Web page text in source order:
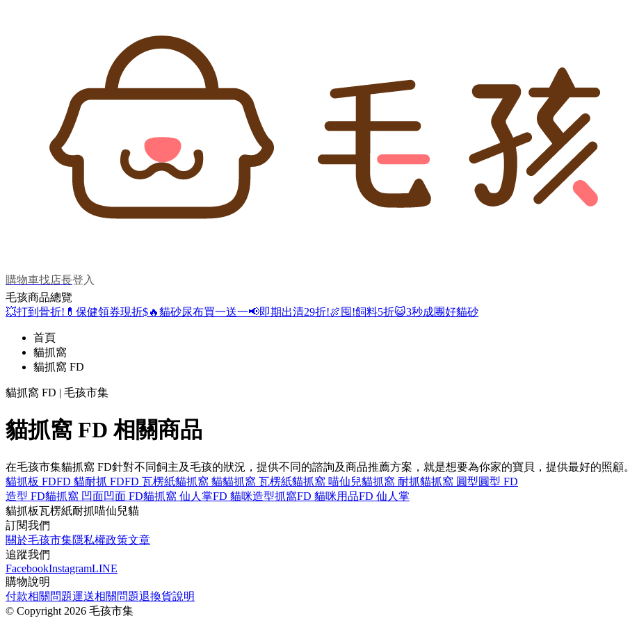
購物車找店長登入
毛孩商品總覽
💥打到骨折! 💊保健領券現折$🔥貓砂尿布買一送一📢即期出清29折!🍖囤!飼料5折😺3秒成團好貓砂
首頁
貓抓窩
貓抓窩 FD
貓抓窩 FD | 毛孩市集
貓抓窩 FD 相關商品
在毛孩市集貓抓窩 FD針對不同飼主及毛孩的狀況，提供不同的諮詢及商品推薦方案，就是想要為你家的寶貝，提供最好的照顧。
貓抓板 FDFD 貓耐抓 FDFD 瓦楞紙貓抓窩 貓貓抓窩 瓦楞紙貓抓窩 喵仙兒貓抓窩 耐抓貓抓窩 圓型圓型 FD
造型 FD貓抓窩 凹面凹面 FD貓抓窩 仙人掌FD 貓咪造型抓窩FD 貓咪用品FD 仙人掌
貓抓板瓦楞紙耐抓喵仙兒貓
訂閱我們
關於毛孩市集隱私權政策文章
追蹤我們
FacebookInstagramLINE
購物說明
付款相關問題運送相關問題退換貨說明
© Copyright 2026 毛孩市集